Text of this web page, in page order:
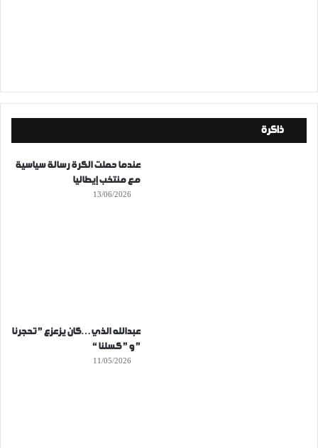
ذاكرة
عندما حملت الكرة رسالة سياسية
مع منتخب إيطاليا
13/06/2026
عبدالله الذي…كان يزعزع ” تحجرنا
” و ” كسلنا “
11/05/2026